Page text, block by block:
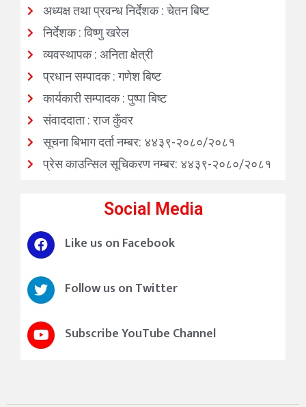
अध्यक्ष तथा प्रवन्ध निर्देशक : चेतन बिष्ट
निर्देशक : विष्णु खरेल
व्यवस्थापक : अनिता क्षेत्री
प्रधान सम्पादक : गणेश बिष्ट
कार्यकारी सम्पादक : पुष्पा बिष्ट
संवाददाता : राज कुँवर
सूचना बिभाग दर्ता नम्बर: ४४३९-२०८०/२०८१
प्रेस काउन्सिल सूचिकरण नम्बर: ४४३९-२०८०/२०८१
Social Media
Like us on Facebook
Follow us on Twitter
Subscribe YouTube Channel